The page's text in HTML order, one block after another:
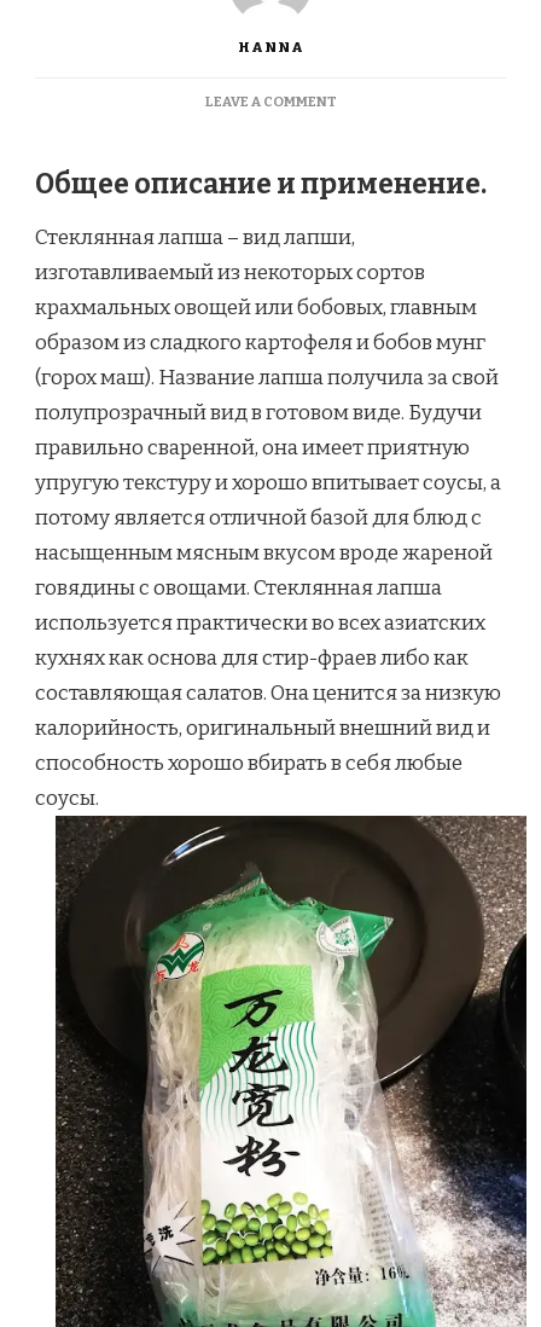
HANNA
LEAVE A COMMENTON
ЛАПША
Общее описание и применение.
Стеклянная лапша – вид лапши,
изготавливаемый из некоторых сортов
крахмальных овощей или бобовых, главным
образом из сладкого картофеля и бобов мунг
(горох маш). Название лапша получила за свой
полупрозрачный вид в готовом виде. Будучи
правильно сваренной, она имеет приятную
упругую текстуру и хорошо впитывает соусы, а
потому является отличной базой для блюд с
насыщенным мясным вкусом вроде жареной
говядины с овощами. Стеклянная лапша
используется практически во всех азиатских
кухнях как основа для стир-фраев либо как
составляющая салатов. Она ценится за низкую
калорийность, оригинальный внешний вид и
способность хорошо вбирать в себя любые
соусы.